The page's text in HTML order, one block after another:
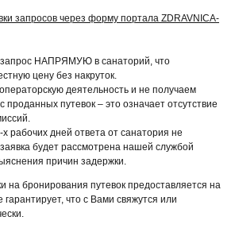
запросов через форму портала ZDRAVNICA-
запрос НАПРЯМУЮ в санаторий, что
цену без накруток.
деятельность и не получаем
проданных путевок – это означает отсутствие
х рабочих дней ответа от санатория не
будет рассмотрена нашей службой
причин задержки.
на бронирования путевок предоставляется на
гарантирует, что с Вами свяжутся или